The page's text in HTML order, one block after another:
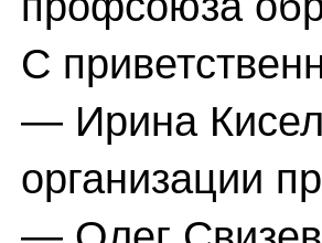
С
— Ирина
организации